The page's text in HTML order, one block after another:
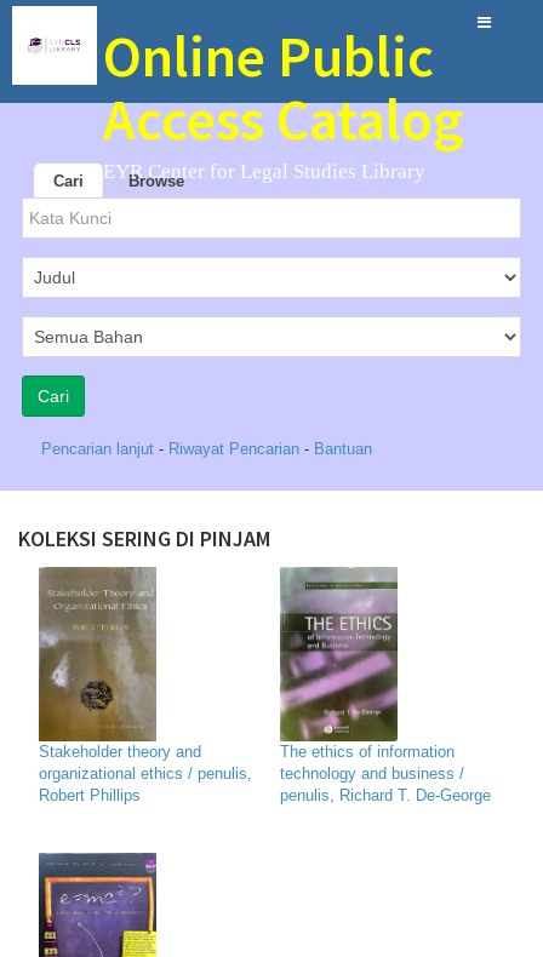
Online Public
Access Catalog
EYR Center for Legal Studies Library
Cari Browse
Pencarian lanjut - Riwayat Pencarian - Bantuan
KOLEKSI SERING DI PINJAM
Stakeholder theory and
organizational ethics / penulis,
Robert Phillips
The ethics of information
technology and business /
penulis, Richard T. De-George